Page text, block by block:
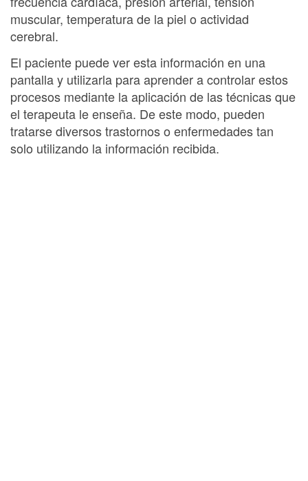
muscular, temperatura de la piel o actividad
cerebral.
El paciente puede ver esta información en una
pantalla y utilizarla para aprender a controlar estos
procesos mediante la aplicación de las técnicas que
el terapeuta le enseña. De este modo, pueden
tratarse diversos trastornos o enfermedades tan
solo utilizando la información recibida.